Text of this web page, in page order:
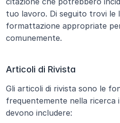
tuo lavoro. Di seguito trovi le
formattazione appropriate
comunemente.
Articoli di Rivista
Gli articoli di rivista sono le
frequentemente nella ricerca
devono includere: